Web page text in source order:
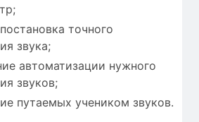
точного
звука;
автоматизации нужного
звуков;
путаемых учеником звуков.